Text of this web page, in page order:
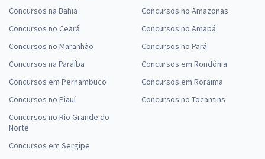
Concursos na Bahia
Concursos no Ceará
Concursos no Maranhão
Concursos na Paraíba
Concursos em Pernambuco
Concursos no Piauí
Concursos no Rio Grande do
Norte
Concursos em Sergipe
Concursos no Amazonas
Concursos no Amapá
Concursos no Pará
Concursos em Rondônia
Concursos em Roraima
Concursos no Tocantins